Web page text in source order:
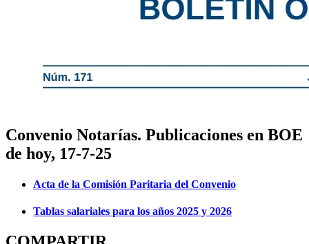
Convenio Notarías. Publicaciones en BOE
de hoy, 17-7-25
Acta de la Comisión Paritaria del Convenio
Tablas salariales para los años 2025 y 2026